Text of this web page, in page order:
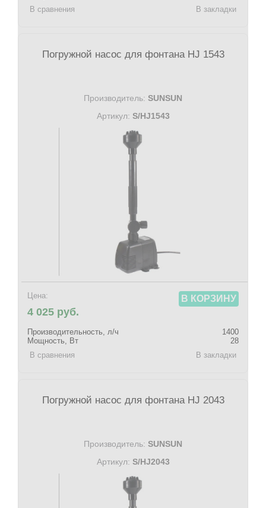
В сравнения
В закладки
Погружной насос для фонтана HJ 1543
Производитель: SUNSUN
Артикул: S/HJ1543
Цена:
4 025 руб.
В КОРЗИНУ
Производительность, л/ч
1400
Мощность, Вт
28
В сравнения
В закладки
Погружной насос для фонтана HJ 2043
Производитель: SUNSUN
Артикул: S/HJ2043